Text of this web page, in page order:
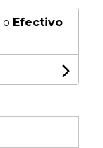
o Efectivo